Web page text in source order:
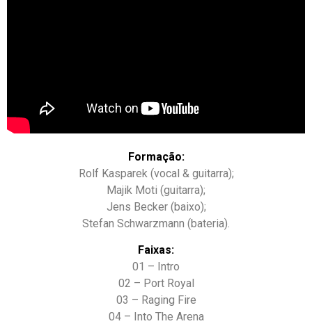
Formação:
Rolf Kasparek (vocal & guitarra);
Majik Moti (guitarra);
Jens Becker (baixo);
Stefan Schwarzmann (bateria).
Faixas:
01 – Intro
02 – Port Royal
03 – Raging Fire
04 – Into The Arena